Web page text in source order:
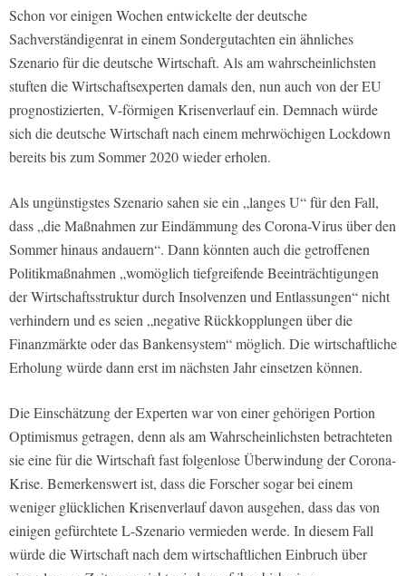
Schon vor einigen Wochen entwickelte der deutsche
Sachverständigenrat in einem Sondergutachten ein ähnliches
Szenario für die deutsche Wirtschaft. Als am wahrscheinlichsten
stuften die Wirtschaftsexperten damals den, nun auch von der EU
prognostizierten, V-förmigen Krisenverlauf ein. Demnach würde
sich die deutsche Wirtschaft nach einem mehrwöchigen Lockdown
bereits bis zum Sommer 2020 wieder erholen.
Als ungünstigstes Szenario sahen sie ein „langes U“ für den Fall,
dass „die Maßnahmen zur Eindämmung des Corona-Virus über den
Sommer hinaus andauern“. Dann könnten auch die getroffenen
Politikmaßnahmen „womöglich tiefgreifende Beeinträchtigungen
der Wirtschaftsstruktur durch Insolvenzen und Entlassungen“ nicht
verhindern und es seien „negative Rückkopplungen über die
Finanzmärkte oder das Bankensystem“ möglich. Die wirtschaftliche
Erholung würde dann erst im nächsten Jahr einsetzen können.
Die Einschätzung der Experten war von einer gehörigen Portion
Optimismus getragen, denn als am Wahrscheinlichsten betrachteten
sie eine für die Wirtschaft fast folgenlose Überwindung der Corona-
Krise. Bemerkenswert ist, dass die Forscher sogar bei einem
weniger glücklichen Krisenverlauf davon ausgehen, dass das von
einigen gefürchtete L-Szenario vermieden werde. In diesem Fall
würde die Wirtschaft nach dem wirtschaftlichen Einbruch über